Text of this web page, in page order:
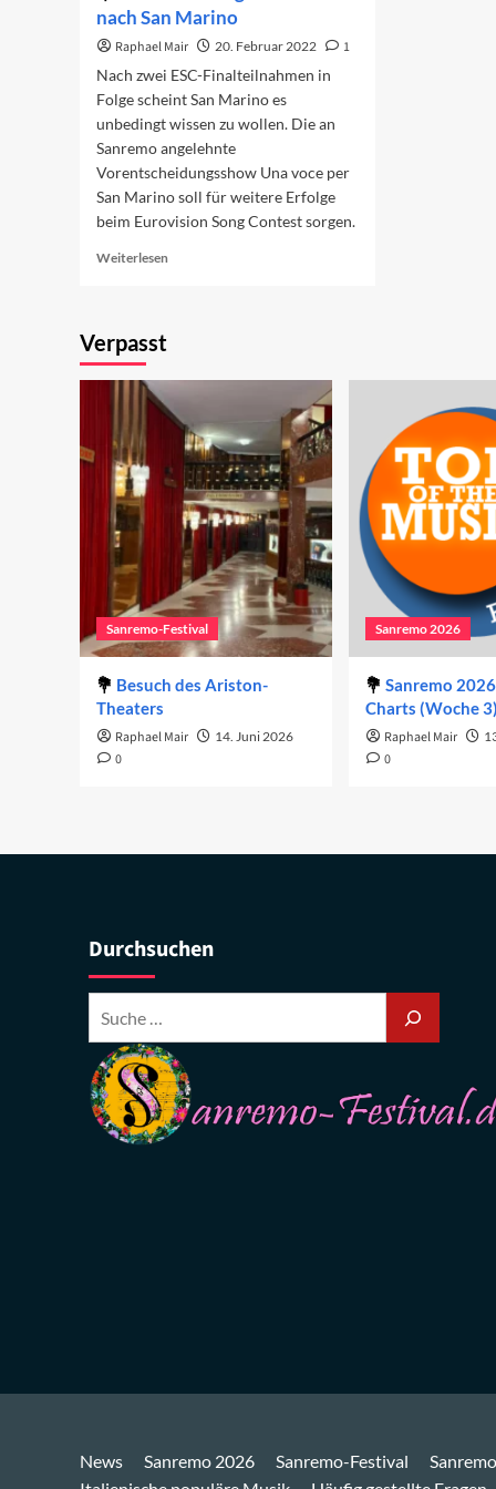
nach San Marino
Raphael Mair 20. Februar 2022
1
Nach zwei ESC-Finalteilnahmen in
Folge scheint San Marino es
unbedingt wissen zu wollen. Die an
Sanremo angelehnte
Vorentscheidungsshow Una voce per
San Marino soll für weitere Erfolge
beim Eurovision Song Contest sorgen.
Weiterlesen
von
nach
San
Marino
Verpasst
Sanremo-Festival
Besuch des Ariston-
Theaters
Raphael Mair 14. Juni 2026
0
Sanremo 2026
Sanremo
Charts (Woche 3)
Raphael Mair
0
Durchsuchen
News Sanremo 2026 Sanremo-Festival